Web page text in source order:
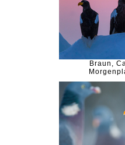
Braun,